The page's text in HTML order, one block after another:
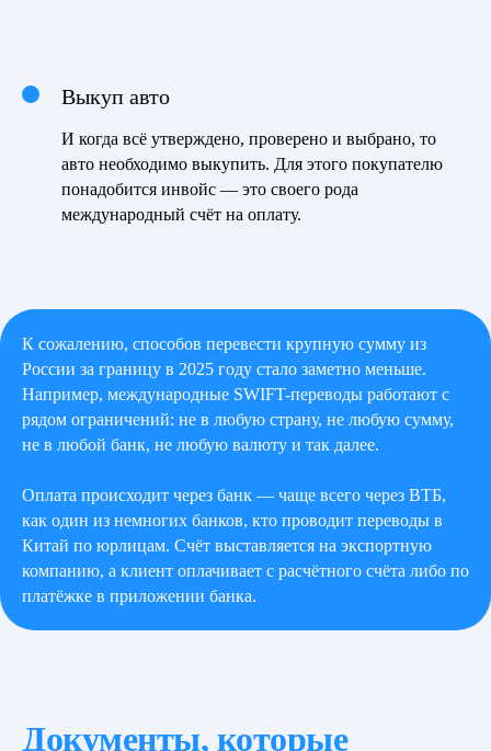
Выкуп авто
И когда всё утверждено, проверено и выбрано, то
авто необходимо выкупить. Для этого покупателю
понадобится инвойс — это своего рода
международный счёт на оплату.
К сожалению, способов перевести крупную сумму из
России за границу в 2025 году стало заметно меньше.
Например, международные SWIFT-переводы работают с
рядом ограничений: не в любую страну, не любую сумму,
не в любой банк, не любую валюту и так далее.
Оплата происходит через банк — чаще всего через ВТБ,
как один из немногих банков, кто проводит переводы в
Китай по юрлицам. Счёт выставляется на экспортную
компанию, а клиент оплачивает с расчётного счёта либо по
платёжке в приложении банка.
Документы, которые